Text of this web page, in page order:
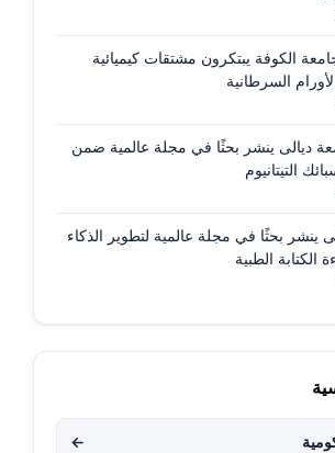
الكوفة يبتكرون مشتقات كيميائية
السرطانية
ديالى ينشر بحثًا في مجلة عالمية ضمن
التيتانيوم
ينشر بحثًا في مجلة عالمية لتطوير الذكاء
الكتابة الطبية
←